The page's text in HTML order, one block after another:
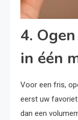
4.
in één
Voor een fris,
eerst uw
dan een